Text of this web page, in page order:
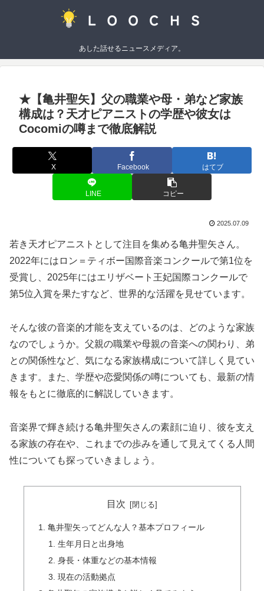
あした話せるニュースメディア。
★【亀井聖矢】父の職業や母・弟など家族
構成は？天才ピアニストの学歴や彼女は
Cocomiの噂まで徹底解説
X Facebook はてブ
LINE コピー
2025.07.09
若き天才ピアニストとして注目を集める亀井聖矢さん。
2022年にはロン＝ティボー国際音楽コンクールで第1位を
受賞し、2025年にはエリザベート王妃国際コンクールで
第5位入賞を果たすなど、世界的な活躍を見せています。
そんな彼の音楽的才能を支えているのは、どのような家族
なのでしょうか。父親の職業や母親の音楽への関わり、弟
との関係性など、気になる家族構成について詳しく見てい
きます。また、学歴や恋愛関係の噂についても、最新の情
報をもとに徹底的に解説していきます。
音楽界で輝き続ける亀井聖矢さんの素顔に迫り、彼を支え
る家族の存在や、これまでの歩みを通して見えてくる人間
性についても探っていきましょう。
目次
亀井聖矢ってどんな人？基本プロフィール
生年月日と出身地
身長・体重などの基本情報
現在の活動拠点